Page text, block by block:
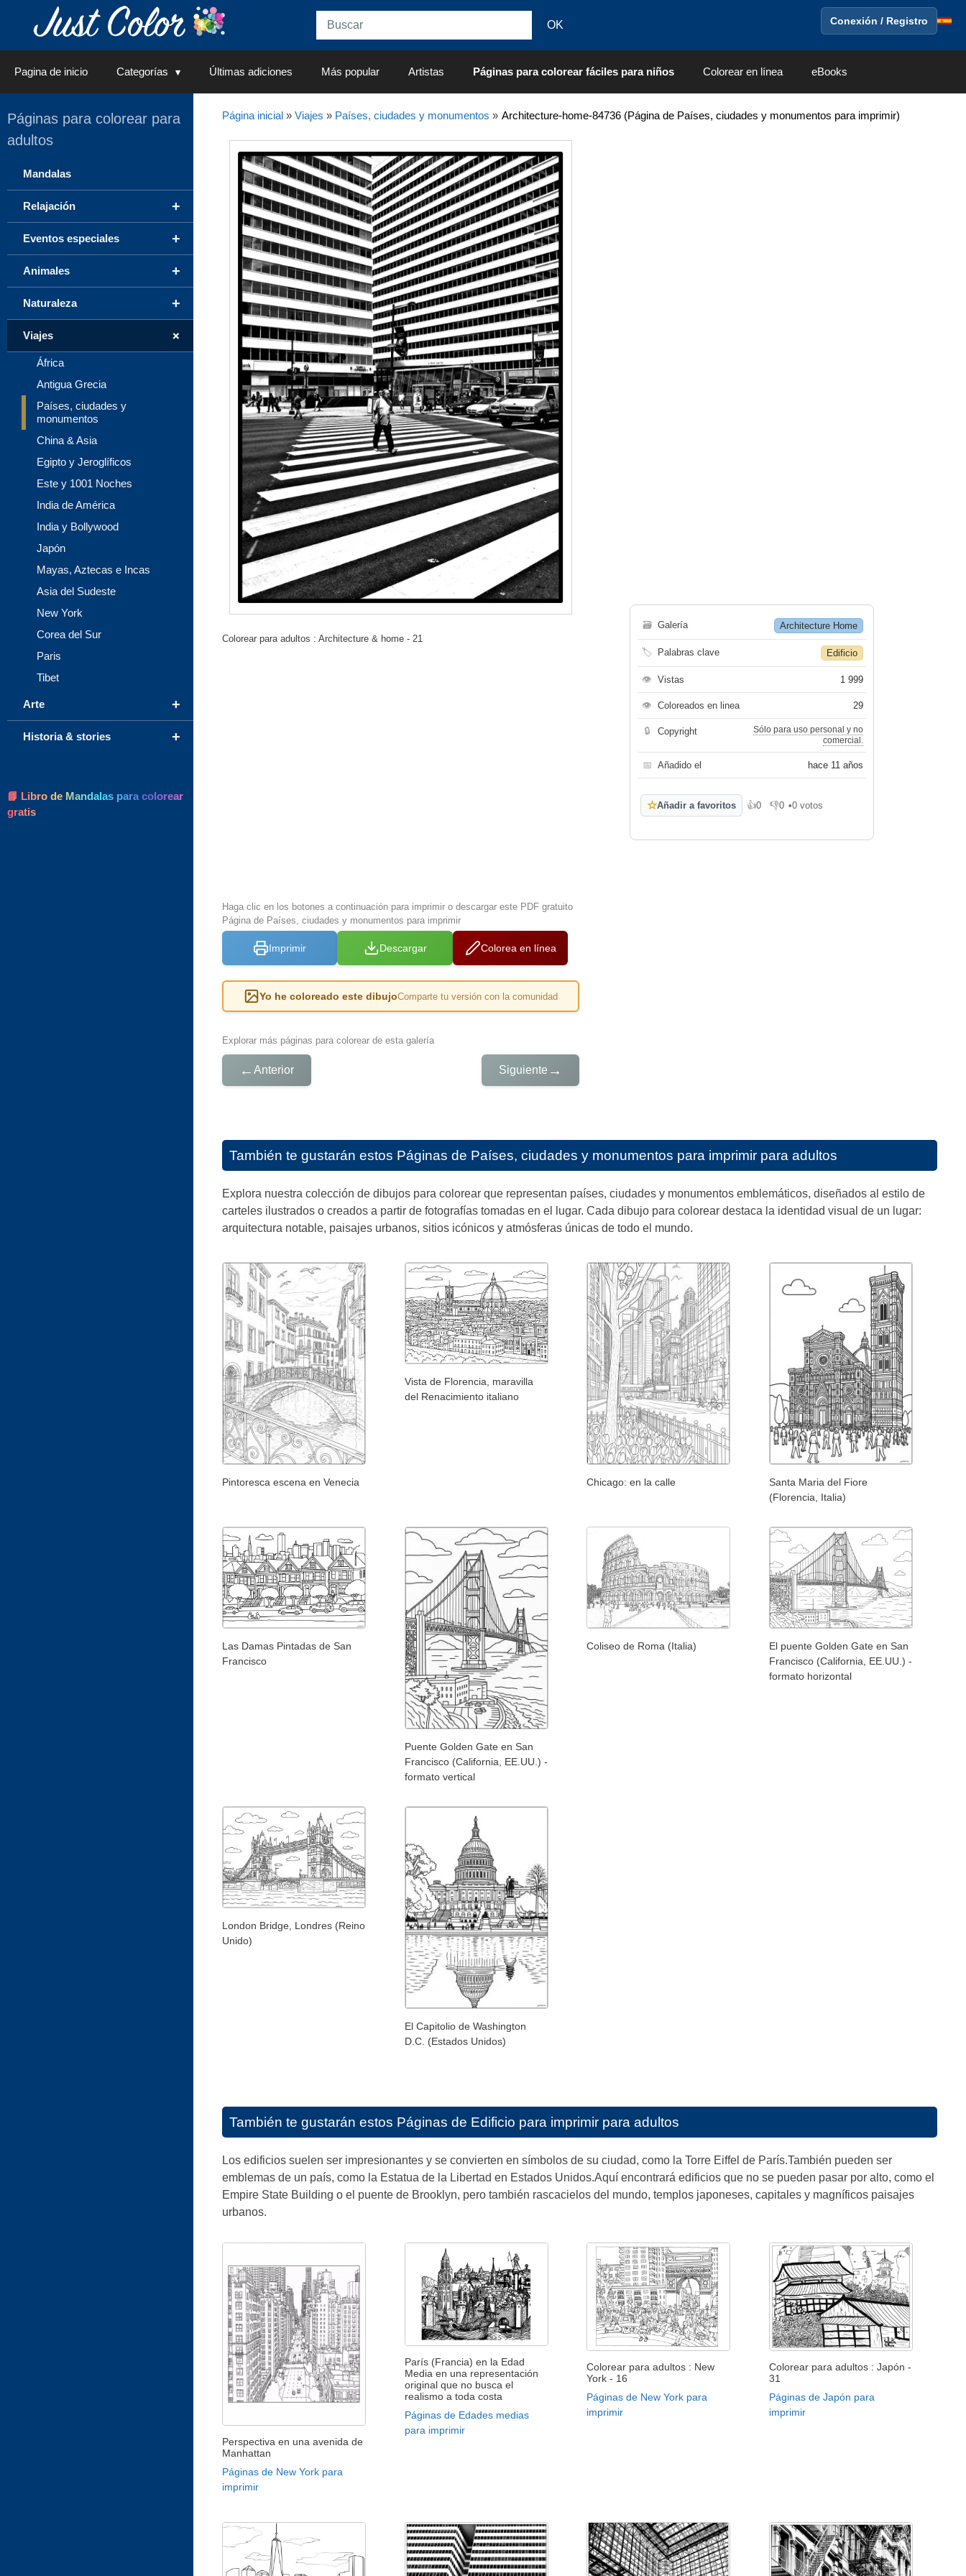
Conexión / Registro
Pagina de inicio Categorías Últimas adiciones Más popular Artistas Páginas para colorear fáciles para niños Colorear en línea eBooks
Página inicial» Viajes » Países, ciudades y monumentos » Architecture-home-84736 (Página de Países, ciudades y monumentos para imprimir)
Colorear para adultos : Architecture & home - 21
Haga clic en los botones a continuación para imprimir o descargar este PDF gratuito
Página de Países, ciudades y monumentos para imprimir
Imprimir Descargar Colorea en línea
Yo he coloreado este dibujoComparte tu versión con la comunidad
Explorar más páginas para colorear de esta galería
← Anterior Siguiente →
🗃 Galería Architecture Home
🏷 Palabras clave Edificio
👁 Vistas 1 999
👁 Coloreados en linea 29
🔒 Copyright
Sólo para uso personal y no
comercial.
📅 Añadido el hace 11 años
☆Añadir a favoritos 👍0
Me gusta
👎0
No me gusta
•0 votos
También te gustarán estos Páginas de Países, ciudades y monumentos para imprimir para adultos
Explora nuestra colección de dibujos para colorear que representan países, ciudades y monumentos emblemáticos, diseñados al estilo de
carteles ilustrados o creados a partir de fotografías tomadas en el lugar. Cada dibujo para colorear destaca la identidad visual de un lugar:
arquitectura notable, paisajes urbanos, sitios icónicos y atmósferas únicas de todo el mundo.
Pintoresca escena en Venecia
Vista de Florencia, maravilla
del Renacimiento italiano
Chicago: en la calle
Santa Maria del Fiore
(Florencia, Italia)
Las Damas Pintadas de San
Francisco
Puente Golden Gate en San
Francisco (California, EE.UU.) -
formato vertical
Coliseo de Roma (Italia)
El puente Golden Gate en San
Francisco (California, EE.UU.) -
formato horizontal
London Bridge, Londres (Reino
Unido)
El Capitolio de Washington
D.C. (Estados Unidos)
También te gustarán estos Páginas de Edificio para imprimir para adultos
Los edificios suelen ser impresionantes y se convierten en símbolos de su ciudad, como la Torre Eiffel de París.También pueden ser
emblemas de un país, como la Estatua de la Libertad en Estados Unidos.Aquí encontrará edificios que no se pueden pasar por alto, como el
Empire State Building o el puente de Brooklyn, pero también rascacielos del mundo, templos japoneses, capitales y magníficos paisajes
urbanos.
Perspectiva en una avenida de
Manhattan
Páginas de New York para
imprimir
París (Francia) en la Edad
Media en una representación
original que no busca el
realismo a toda costa
Páginas de Edades medias
para imprimir
Colorear para adultos : New
York - 16
Páginas de New York para
imprimir
Colorear para adultos : Japón -
31
Páginas de Japón para
imprimir
Páginas para colorear para
adultos
Mandalas
+
Relajación
+
Eventos especiales
+
Animales
+
Naturaleza
+
Viajes
África
Antigua Grecia
Países, ciudades y
monumentos
China & Asia
Egipto y Jeroglíficos
Este y 1001 Noches
India de América
India y Bollywood
Japón
Mayas, Aztecas e Incas
Asia del Sudeste
New York
Corea del Sur
Paris
Tibet
+
Arte
+
Historia & stories
📘 Libro de Mandalas para colorear
gratis